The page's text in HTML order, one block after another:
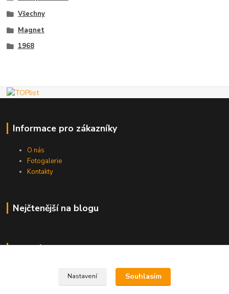
Všechny
Magnet
1968
Informace pro zákazníky
O nás
Fotogalerie
Kontakty
Nejčtenější na blogu
Kde nás najdete
Nastavení Souhlasím